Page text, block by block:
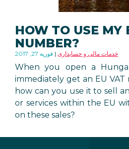
HOW TO USE MY
NUMBER?
فوریه 27, 2017 خدمات مالی و حسابداری
When you open a
immediately get an EU
how can you use it to sell
or services within the EU
on these sales?